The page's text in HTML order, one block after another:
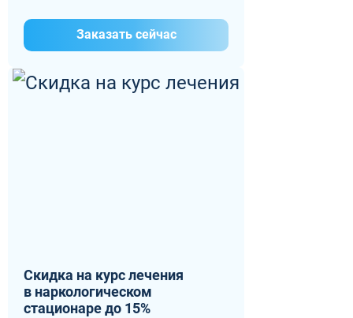
Заказать сейчас
Скидка на курс лечения
в наркологическом
стационаре до 15%